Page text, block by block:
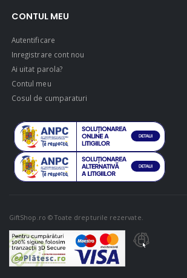
CONTUL MEU
Autentificare
Inregistrare cont nou
Ai uitat parola?
Contul meu
Cosul de cumparaturi
GiftShop.ro © Toate drepturile rezervate.